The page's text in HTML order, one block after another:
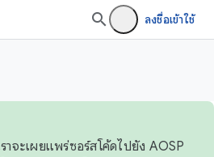
ลงชื่อเข้าใช้
จะเผยแพร่ซอร์สโค้ดไปยัง AOSP